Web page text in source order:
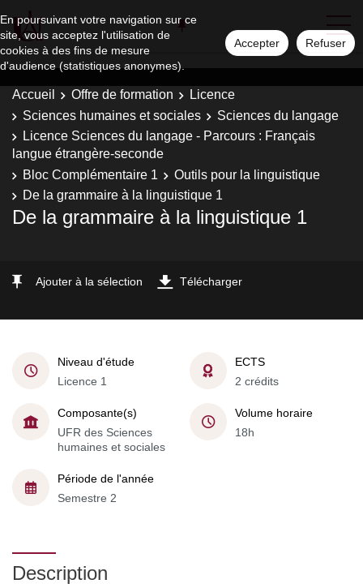
En poursuivant votre navigation sur ce
site, vous acceptez l'utilisation de
cookies à des fins de mesure
d'audience (statistiques anonymes).
Accepter Refuser
Accueil Offre de formation
Licence
Sciences humaines et sociales
Sciences du langage
Licence Sciences du langage - Parcours : Français
langue étrangère-seconde
Bloc Complémentaire 1
Outils pour la linguistique
De la grammaire à la linguistique 1
De la grammaire à la linguistique 1
Ajouter à la sélection Télécharger
Niveau d'étude
Licence 1
ECTS
2 crédits
Composante(s)
UFR des Sciences
humaines et sociales
Volume horaire
18h
Période de l'année
Semestre 2
Description